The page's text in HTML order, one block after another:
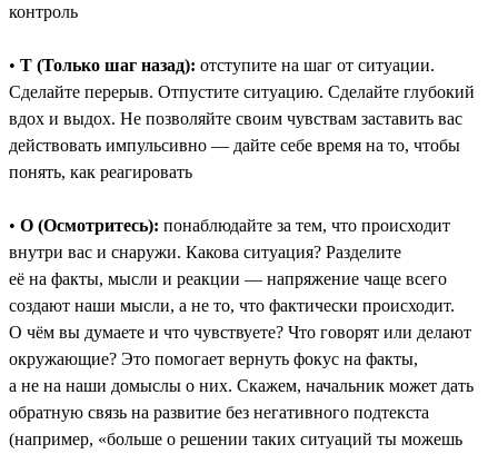
контроль
• Т (Только шаг назад): отступите на шаг от ситуации.
Сделайте перерыв. Отпустите ситуацию. Сделайте глубокий
вдох и выдох. Не позволяйте своим чувствам заставить вас
действовать импульсивно — дайте себе время на то, чтобы
понять, как реагировать
• О (Осмотритесь): понаблюдайте за тем, что происходит
внутри вас и снаружи. Какова ситуация? Разделите
её на факты, мысли и реакции — напряжение чаще всего
создают наши мысли, а не то, что фактически происходит.
О чём вы думаете и что чувствуете? Что говорят или делают
окружающие? Это помогает вернуть фокус на факты,
а не на наши домыслы о них. Скажем, начальник может дать
обратную связь на развитие без негативного подтекста
(например, «больше о решении таких ситуаций ты можешь